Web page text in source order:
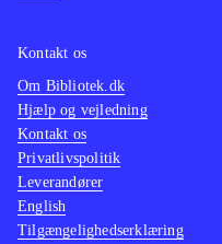
Kontakt os
Om Bibliotek.dk
Hjælp og vejledning
Kontakt os
Privatlivspolitik
Leverandører
English
Tilgængelighedserklæring